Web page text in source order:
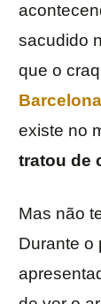
sacudido
que o
Barcelona
existe no
tratou de
Mas não
Durante o